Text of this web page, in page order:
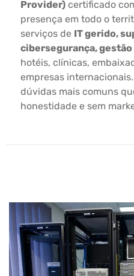
Provider) certificado
presença em todo o
serviços de IT gerido,
cibersegurança, gestão
hotéis, clínicas,
empresas
dúvidas mais comuns
honestidade e sem